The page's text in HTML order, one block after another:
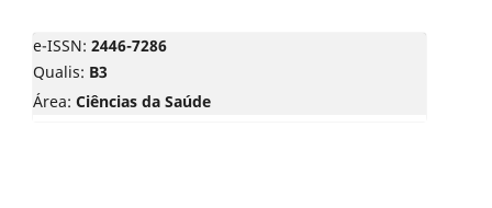
e-ISSN: 2446-7286
Qualis: B3
Área: Ciências da Saúde